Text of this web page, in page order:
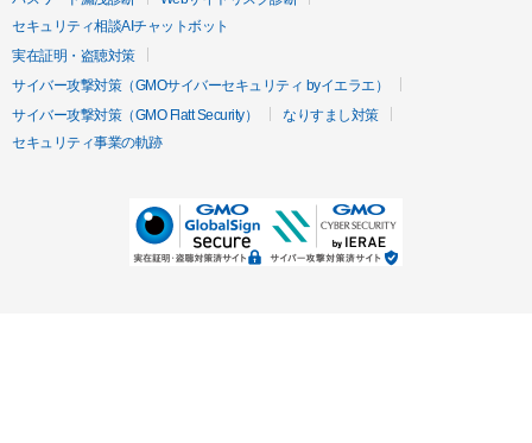
セキュリティ相談AIチャットボット
実在証明・盗聴対策
サイバー攻撃対策（GMOサイバーセキュリティ byイエラエ）
サイバー攻撃対策（GMO Flatt Security）
なりすまし対策
セキュリティ事業の軌跡